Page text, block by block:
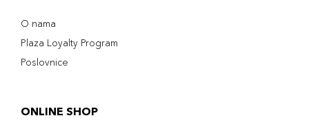
O nama
Plaza Loyalty Program
Poslovnice
ONLINE SHOP